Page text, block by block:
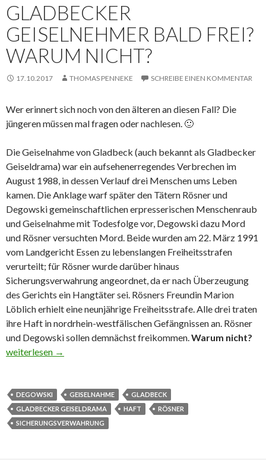
GLADBECKER
GEISELNEHMER BALD FREI?
WARUM NICHT?
17.10.2017 THOMAS PENNEKE SCHREIBE EINEN KOMMENTAR
Wer erinnert sich noch von den älteren an diesen Fall? Die
jüngeren müssen mal fragen oder nachlesen. 🙂
Die Geiselnahme von Gladbeck (auch bekannt als Gladbecker
Geiseldrama) war ein aufsehenerregendes Verbrechen im
August 1988, in dessen Verlauf drei Menschen ums Leben
kamen. Die Anklage warf später den Tätern Rösner und
Degowski gemeinschaftlichen erpresserischen Menschenraub
und Geiselnahme mit Todesfolge vor, Degowski dazu Mord
und Rösner versuchten Mord. Beide wurden am 22. März 1991
vom Landgericht Essen zu lebenslangen Freiheitsstrafen
verurteilt; für Rösner wurde darüber hinaus
Sicherungsverwahrung angeordnet, da er nach Überzeugung
des Gerichts ein Hangtäter sei. Rösners Freundin Marion
Löblich erhielt eine neunjährige Freiheitsstrafe. Alle drei traten
ihre Haft in nordrhein-westfälischen Gefängnissen an. Rösner
und Degowski sollen demnächst freikommen.Warum nicht?
Gladbecker Geiselnehmer bald frei? Warum nicht?
weiterlesen →
DEGOWSKI GEISELNAHME
GLADBECK
GLADBECKER GEISELDRAMA
HAFT
RÖSNER
SICHERUNGSVERWAHRUNG